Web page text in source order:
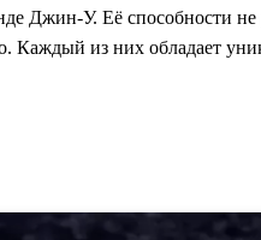
Джин-У. Её способности не
Каждый из них обладает